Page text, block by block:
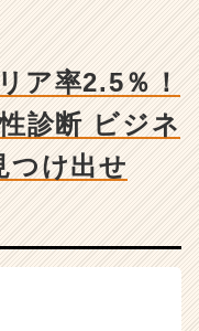
ア率2.5％！
診断 ビジネ
つけ出せ